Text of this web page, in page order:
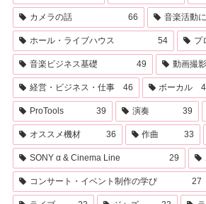
カメラの話 66 音楽活動
ホール・ライブハウス 54 プ
音楽ビジネス基礎 49 動画撮
経営・ビジネス・仕事 46 ボーカル
ProTools 39 演奏 39
オススメ機材 36 作曲 33
SONY α & Cinema Line 29
コンサート・イベント制作の学び 27